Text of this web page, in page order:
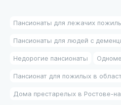
Пансионаты для лежачих
Пансионаты для людей с
Недорогие пансионаты
Пансионат для пожилых в
Дома престарелых в Ростове-